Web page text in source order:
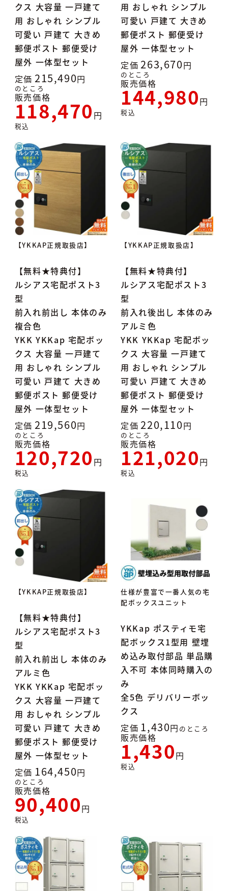
クス 大容量 一戸建て
用 おしゃれ シンプル
可愛い 戸建て 大きめ
郵便ポスト 郵便受け
屋外 一体型セット
定価 215,490
のところ
販売価格
118,470
税込
用 おしゃれ シンプル
可愛い 戸建て 大きめ
郵便ポスト 郵便受け
屋外 一体型セット
定価 263,670
のところ
販売価格
144,980
税込
【YKKAP正規取扱店】
【無料★特典付】
ルシアス宅配ポスト3
型
前入れ前出し 本体のみ
複合色
YKK YKKap 宅配ボッ
クス 大容量 一戸建て
用 おしゃれ シンプル
可愛い 戸建て 大きめ
郵便ポスト 郵便受け
屋外 一体型セット
定価 219,560
のところ
販売価格
120,720
税込
【YKKAP正規取扱店】
【無料★特典付】
ルシアス宅配ポスト3
型
前入れ後出し 本体のみ
アルミ色
YKK YKKap 宅配ボッ
クス 大容量 一戸建て
用 おしゃれ シンプル
可愛い 戸建て 大きめ
郵便ポスト 郵便受け
屋外 一体型セット
定価 220,110
のところ
販売価格
121,020
税込
【YKKAP正規取扱店】
【無料★特典付】
ルシアス宅配ポスト3
型
前入れ前出し 本体のみ
アルミ色
YKK YKKap 宅配ボッ
クス 大容量 一戸建て
用 おしゃれ シンプル
可愛い 戸建て 大きめ
郵便ポスト 郵便受け
屋外 一体型セット
定価 164,450
のところ
販売価格
90,400
税込
仕様が豊富で一番人気の宅
配ボックスユニット
YKKap ポスティモ宅
配ボックス1型用 壁埋
め込み取付部品 単品購
入不可 本体同時購入の
み
全5色 デリバリーボッ
クス
定価 1,430 のところ
販売価格
1,430
税込